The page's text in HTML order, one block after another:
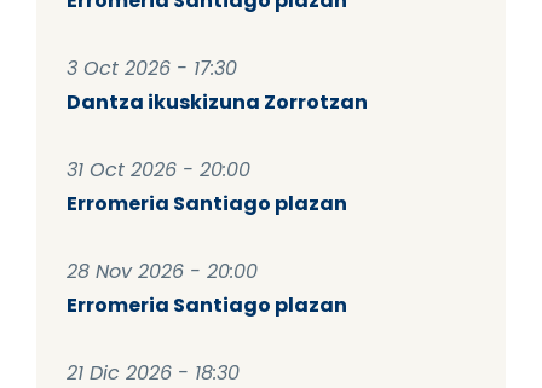
3 Oct 2026 - 17:30
Dantza ikuskizuna Zorrotzan
31 Oct 2026 - 20:00
Erromeria Santiago plazan
28 Nov 2026 - 20:00
Erromeria Santiago plazan
21 Dic 2026 - 18:30